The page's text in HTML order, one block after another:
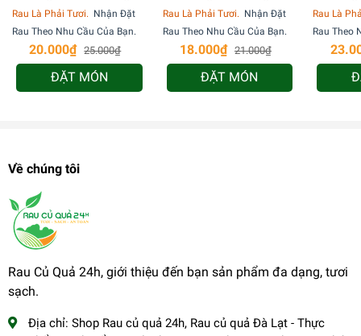
200g
Rau Là Phải Tươi. Nhận Đặt
Rau Theo Nhu Cầu Của Bạn.
20.000₫ 25.000₫
ĐẶT MÓN
Rau Là Phải Tươi. Nhận Đặt
Rau Theo Nhu Cầu Của Bạn.
18.000₫ 21.000₫
ĐẶT MÓN
Rau Là
Rau Theo
Về chúng tôi
Rau Củ Quả 24h, giới thiệu đến bạn sản phẩm đa dạng, tươi
sạch.
Địa chỉ: Shop Rau củ quả 24h, Rau củ quả Đà Lạt - Thực